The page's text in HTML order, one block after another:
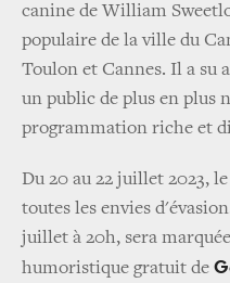
canine de William
populaire de la ville du
Toulon et Cannes. Il a su
un public de plus en plus
programmation riche et
Du 20 au 22 juillet 2023,
toutes les envies
juillet à 20h, sera
humoristique gratuit de